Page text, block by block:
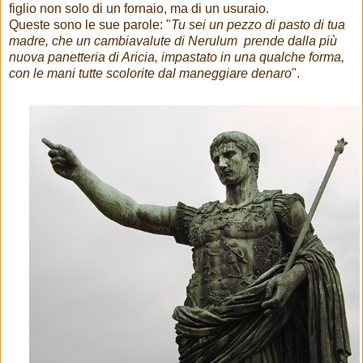
figlio non solo di un fornaio, ma di un usuraio.
Queste sono le sue parole: "Tu sei un pezzo di pasto di tua
madre, che un cambiavalute di Nerulum prende dalla più
nuova panetteria di Aricia, impastato in una qualche forma,
con le mani tutte scolorite dal maneggiare denaro".